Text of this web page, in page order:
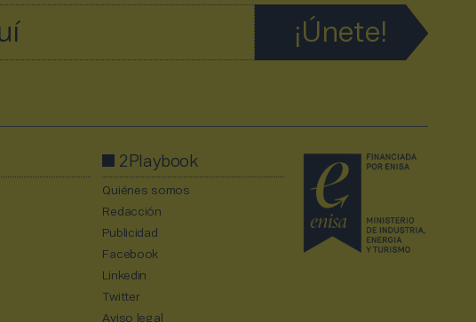
2Playbook
Quiénes somos
Redacción
Publicidad
Facebook
Linkedin
Twitter
Aviso legal